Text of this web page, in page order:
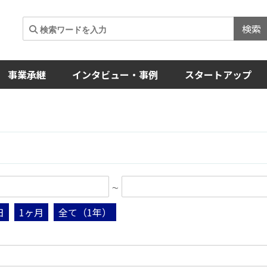
検索
事業承継 インタビュー・事例 スタートアップ
∼
1ヶ月 全て（1年）